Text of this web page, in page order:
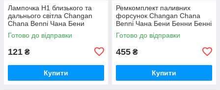
Лампочка Н1 близького та
дальнього світла Changan
Chana Benni Чана Бени
Бенни Бенні Бені
Готово до відправки
121 ₴
Купити
Ремкомплект паливних
форсунок Changan Chana
Benni Чана Бени Бенни Бенні
Бені
Готово до відправки
455 ₴
Купити